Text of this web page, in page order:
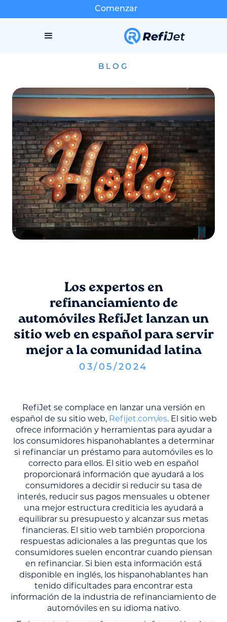
Comenzar
BLOG
Los expertos en
refinanciamiento de
automóviles RefiJet lanzan un
sitio web en español para servir
mejor a la comunidad latina
03/ 05 / 2024
RefiJet se complace en lanzar una versión en
español de su sitio web, Refijet.com/es. El sitio web
ofrece información y herramientas para ayudar a
los consumidores hispanohablantes a determinar
si refinanciar un préstamo para automóviles es lo
correcto para ellos. El sitio web en español
proporcionará información que ayudará a los
consumidores a decidir si reducir su tasa de
interés, reducir sus pagos mensuales u obtener
una mejor estructura crediticia les ayudará a
equilibrar su presupuesto y alcanzar sus metas
financieras. El sitio web también proporciona
respuestas adicionales a las preguntas que los
consumidores suelen encontrar cuando piensan
en refinanciar. Si bien esta información está
disponible en inglés, los hispanohablantes han
tenido dificultades para encontrar esta
información de la industria de refinanciamiento de
automóviles en su idioma nativo.